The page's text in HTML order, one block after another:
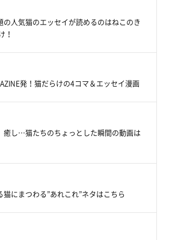
の人気猫のエッセイが読めるのはねこのき
！
発！猫だらけの4コマ＆エッセイ漫画
癒し…猫たちのちょっとした瞬間の動画は
にまつわる”あれこれ”ネタはこちら